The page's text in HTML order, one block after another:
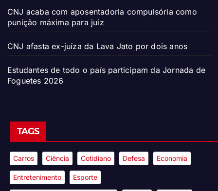
CNJ acaba com aposentadoria compulsória como
punição máxima para juiz
CNJ afasta ex-juíza da Lava Jato por dois anos
Estudantes de todo o país participam da Jornada de
Foguetes 2026
TAGS
Carros Ciência Cotidiano Defesa Economia
Entretenimento Esporte